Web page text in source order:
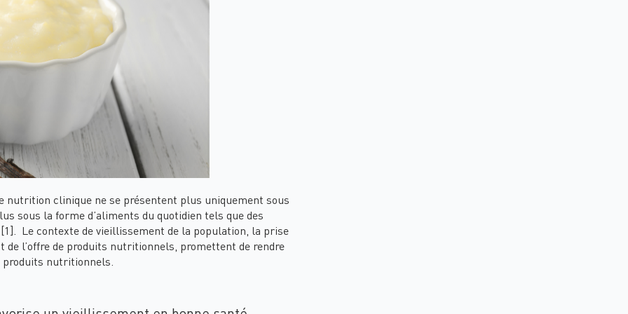
nutrition clinique ne se présentent plus uniquement sous
sous la forme d’aliments du quotidien tels que des
Le contexte de vieillissement de la population, la prise
de l’offre de produits nutritionnels, promettent de rendre
nutritionnels.